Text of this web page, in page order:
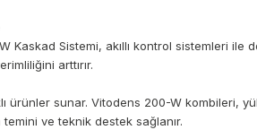
Sistemi, akıllı kontrol sistemleri ile
arttırır.
ürünler sunar. Vitodens 200-W kombileri,
ve teknik destek sağlanır.